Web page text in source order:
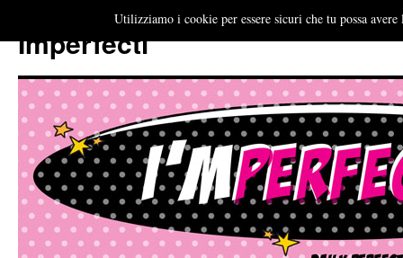
Imperfecti
Utilizziamo i cookie per essere sicuri che tu possa